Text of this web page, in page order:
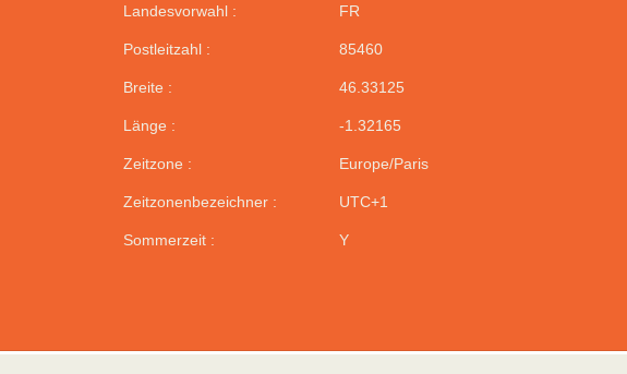
Landesvorwahl : FR
Postleitzahl : 85460
Breite : 46.33125
Länge : -1.32165
Zeitzone : Europe/Paris
Zeitzonenbezeichner : UTC+1
Sommerzeit : Y